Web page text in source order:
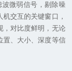
微弱信号，剔除噪
交互的关键窗口，
，对比度鲜明，无论
置、大小、深度等信